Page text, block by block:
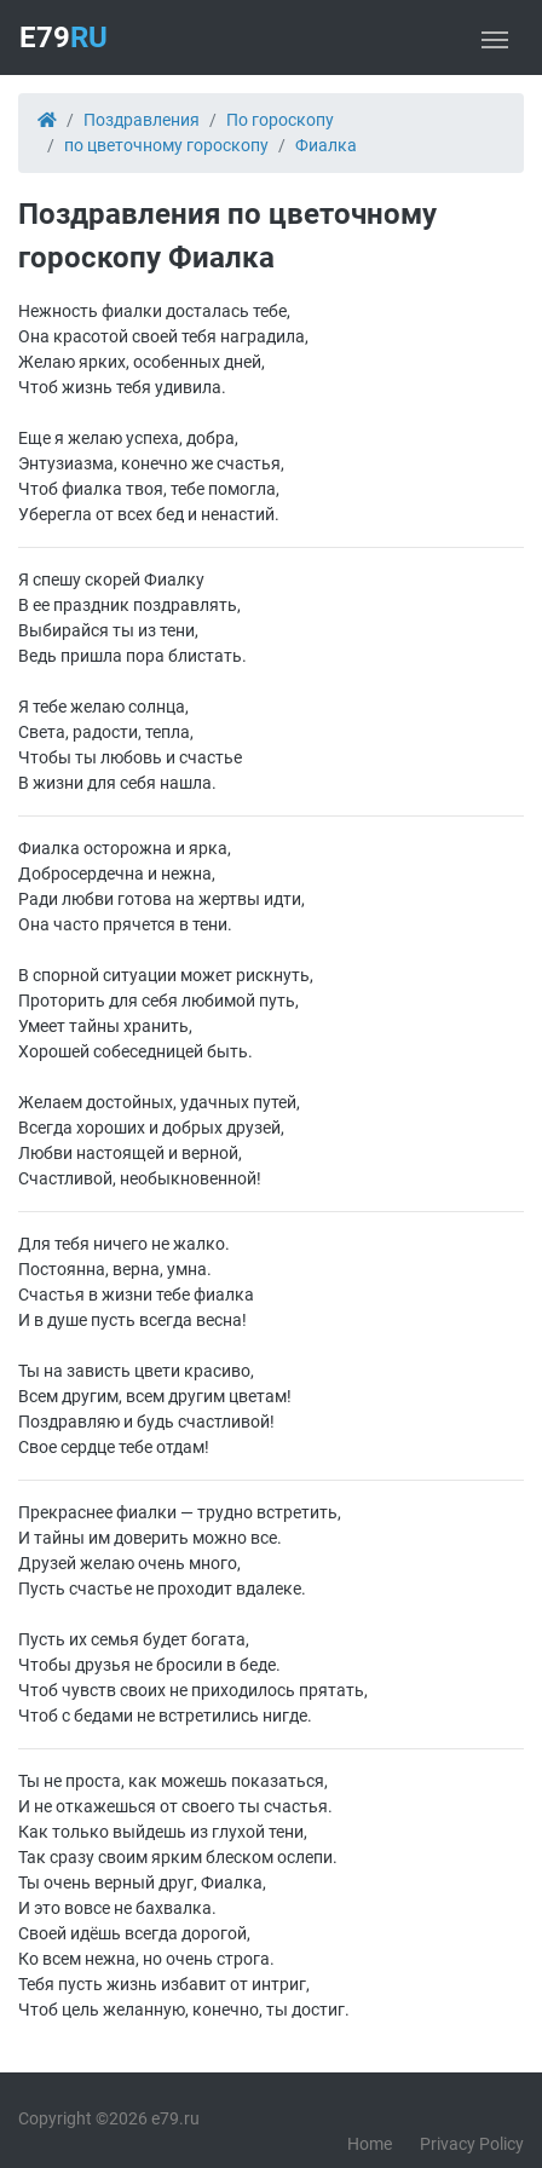
E79RU
Поздравления
По гороскопу
по цветочному гороскопу
Фиалка
Поздравления по цветочному
гороскопу Фиалка
Нежность фиалки досталась тебе,
Она красотой своей тебя наградила,
Желаю ярких, особенных дней,
Чтоб жизнь тебя удивила.
Еще я желаю успеха, добра,
Энтузиазма, конечно же счастья,
Чтоб фиалка твоя, тебе помогла,
Уберегла от всех бед и ненастий.
Я спешу скорей Фиалку
В ее праздник поздравлять,
Выбирайся ты из тени,
Ведь пришла пора блистать.
Я тебе желаю солнца,
Света, радости, тепла,
Чтобы ты любовь и счастье
В жизни для себя нашла.
Фиалка осторожна и ярка,
Добросердечна и нежна,
Ради любви готова на жертвы идти,
Она часто прячется в тени.
В спорной ситуации может рискнуть,
Проторить для себя любимой путь,
Умеет тайны хранить,
Хорошей собеседницей быть.
Желаем достойных, удачных путей,
Всегда хороших и добрых друзей,
Любви настоящей и верной,
Счастливой, необыкновенной!
Для тебя ничего не жалко.
Постоянна, верна, умна.
Счастья в жизни тебе фиалка
И в душе пусть всегда весна!
Ты на зависть цвети красиво,
Всем другим, всем другим цветам!
Поздравляю и будь счастливой!
Свое сердце тебе отдам!
Прекраснее фиалки — трудно встретить,
И тайны им доверить можно все.
Друзей желаю очень много,
Пусть счастье не проходит вдалеке.
Пусть их семья будет богата,
Чтобы друзья не бросили в беде.
Чтоб чувств своих не приходилось прятать,
Чтоб с бедами не встретились нигде.
Ты не проста, как можешь показаться,
И не откажешься от своего ты счастья.
Как только выйдешь из глухой тени,
Так сразу своим ярким блеском ослепи.
Ты очень верный друг, Фиалка,
И это вовсе не бахвалка.
Своей идёшь всегда дорогой,
Ко всем нежна, но очень строга.
Тебя пусть жизнь избавит от интриг,
Чтоб цель желанную, конечно, ты достиг.
Copyright ©2026 e79.ru
Home
Privacy Policy